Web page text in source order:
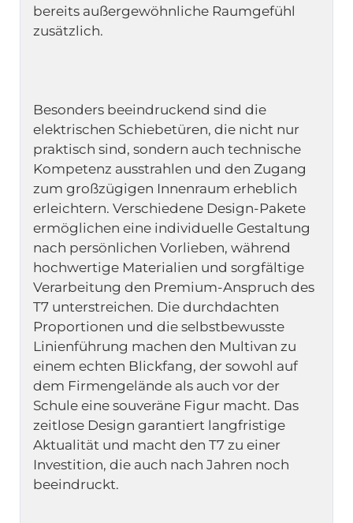
bereits außergewöhnliche Raumgefühl
Besonders beeindruckend sind die
elektrischen Schiebetüren, die nicht nur
praktisch sind, sondern auch technische
Kompetenz ausstrahlen und den Zugang
zum großzügigen Innenraum erheblich
erleichtern. Verschiedene Design-Pakete
ermöglichen eine individuelle Gestaltung
nach persönlichen Vorlieben, während
hochwertige Materialien und sorgfältige
Verarbeitung den Premium-Anspruch des
T7 unterstreichen. Die durchdachten
Proportionen und die selbstbewusste
Linienführung machen den Multivan zu
einem echten Blickfang, der sowohl auf
dem Firmengelände als auch vor der
Schule eine souveräne Figur macht. Das
zeitlose Design garantiert langfristige
Aktualität und macht den T7 zu einer
Investition, die auch nach Jahren noch
beeindruckt.